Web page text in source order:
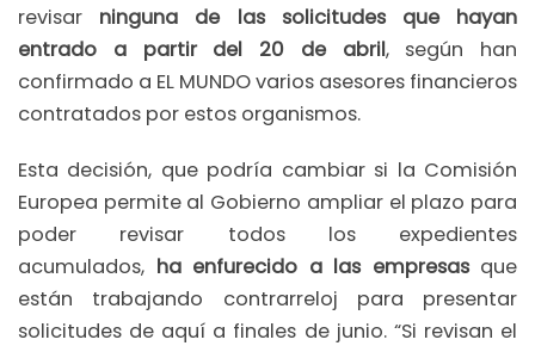
revisar ninguna de las solicitudes que hayan
entrado a partir del 20 de abril, según han
confirmado a EL MUNDO varios asesores financieros
contratados por estos organismos.
Esta decisión, que podría cambiar si la Comisión
Europea permite al Gobierno ampliar el plazo para
poder revisar todos los expedientes
acumulados, ha enfurecido a las empresasque
están trabajando contrarreloj para presentar
solicitudes de aquí a finales de junio. “Si revisan el